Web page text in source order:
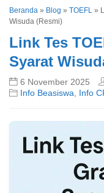
Beranda » Blog » TOEFL »
Wisuda (Resmi)
Link Tes
Syarat
6 November 2025
Info Beasiswa, Info